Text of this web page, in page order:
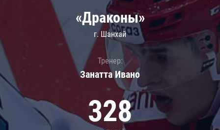
«Драконы»
г. Шанхай
Тренер:
Занатта Иванo
328